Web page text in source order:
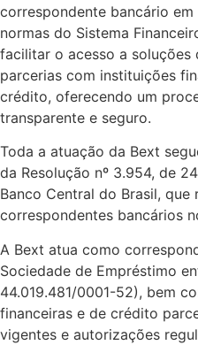
correspondente bancário
normas do Sistema
facilitar o acesso a
parcerias com instituições
crédito, oferecendo um
transparente e seguro.
Toda a atuação da Bext
da Resolução nº 3.954, de
Banco Central do Brasil,
correspondentes bancários
A Bext atua como
Sociedade de Empréstimo
44.019.481/0001-52), bem
financeiras e de crédito
vigentes e autorizações